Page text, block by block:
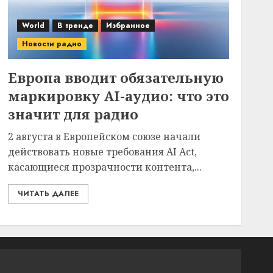
World В тренде
Избранное
Новости радио
Европа вводит обязательную
маркировку AI-аудио: что это
значит для радио
2 августа в Европейском союзе начали
действовать новые требования AI Act,
касающиеся прозрачности контента,...
ЧИТАТЬ ДАЛЕЕ